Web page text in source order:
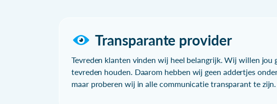
Transparante provider
Tevreden klanten vinden wij heel belangrijk. Wij willen jou
tevreden houden. Daarom hebben wij geen addertjes
maar proberen wij in alle communicatie transparant te zijn.